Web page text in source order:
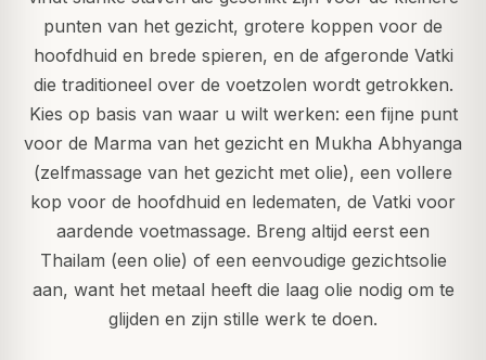
punten van het gezicht, grotere koppen voor de
hoofdhuid en brede spieren, en de afgeronde Vatki
die traditioneel over de voetzolen wordt getrokken.
Kies op basis van waar u wilt werken: een fijne punt
voor de Marma van het gezicht en Mukha Abhyanga
(zelfmassage van het gezicht met olie), een vollere
kop voor de hoofdhuid en ledematen, de Vatki voor
aardende voetmassage. Breng altijd eerst een
Thailam (een olie) of een eenvoudige gezichtsolie
aan, want het metaal heeft die laag olie nodig om te
glijden en zijn stille werk te doen.